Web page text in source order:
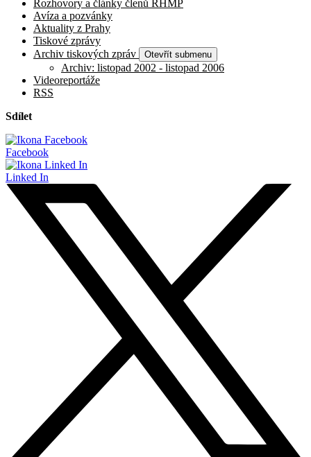
Rozhovory a články členů RHMP
Avíza a pozvánky
Aktuality z Prahy
Tiskové zprávy
Archiv tiskových zpráv
Otevřít submenu
Archiv: listopad 2002 - listopad 2006
Videoreportáže
RSS
Sdílet
Facebook
Linked In